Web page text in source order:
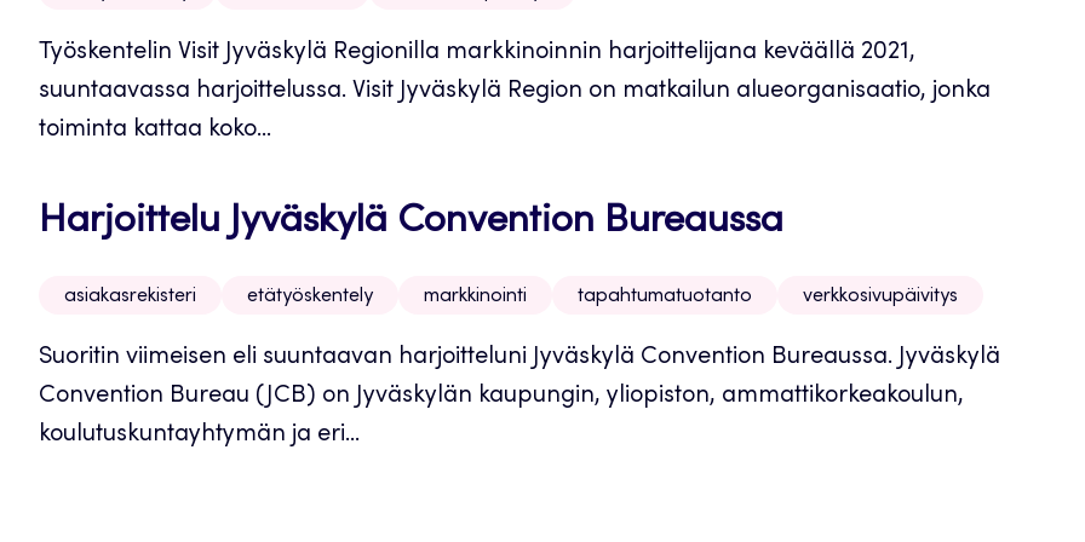
Työskentelin Visit Jyväskylä Regionilla markkinoinnin harjoittelijana keväällä 2021,
suuntaavassa harjoittelussa. Visit Jyväskylä Region on matkailun alueorganisaatio, jonka
toiminta kattaa koko...
Harjoittelu Jyväskylä Convention Bureaussa
asiakasrekisteri etätyöskentely markkinointi tapahtumatuotanto verkkosivupäivitys
Suoritin viimeisen eli suuntaavan harjoitteluni Jyväskylä Convention Bureaussa. Jyväskylä
Convention Bureau (JCB) on Jyväskylän kaupungin, yliopiston, ammattikorkeakoulun,
koulutuskuntayhtymän ja eri...